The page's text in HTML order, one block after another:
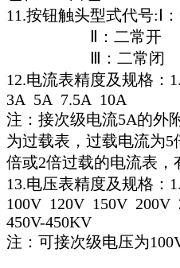
11.按钮触头型式代号:Ⅰ
Ⅱ：二常开
Ⅲ：二常闭
12.电流表精度及规格：
3A 5A 7.5A 10A
注：接次级电流5A的外
为过载表，过载电流为
倍或2倍过载的电流表，
13.电压表精度及规格：
100V 120V 150V 200V
450V-450KV
注：可接次级电压为